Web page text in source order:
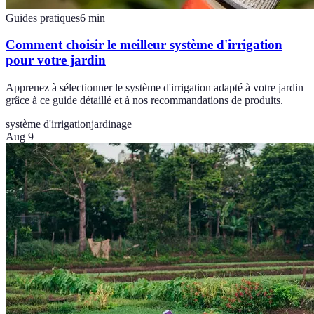
Guides pratiques6 min
Comment choisir le meilleur système d'irrigation
pour votre jardin
Apprenez à sélectionner le système d'irrigation adapté à votre jardin
grâce à ce guide détaillé et à nos recommandations de produits.
système d'irrigationjardinage
Aug 9